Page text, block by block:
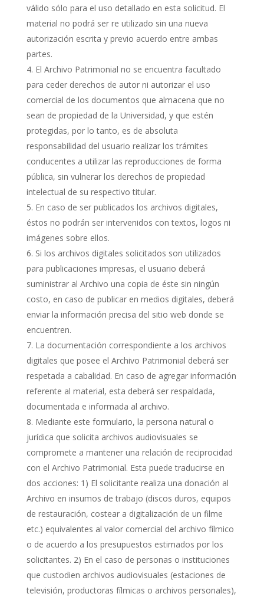
válido sólo para el uso detallado en esta solicitud. El
material no podrá ser re utilizado sin una nueva
autorización escrita y previo acuerdo entre ambas
partes.
El Archivo Patrimonial no se encuentra facultado
para ceder derechos de autor ni autorizar el uso
comercial de los documentos que almacena que no
sean de propiedad de la Universidad, y que estén
protegidas, por lo tanto, es de absoluta
responsabilidad del usuario realizar los trámites
conducentes a utilizar las reproducciones de forma
pública, sin vulnerar los derechos de propiedad
intelectual de su respectivo titular.
En caso de ser publicados los archivos digitales,
éstos no podrán ser intervenidos con textos, logos ni
imágenes sobre ellos.
Si los archivos digitales solicitados son utilizados
para publicaciones impresas, el usuario deberá
suministrar al Archivo una copia de éste sin ningún
costo, en caso de publicar en medios digitales, deberá
enviar la información precisa del sitio web donde se
encuentren.
La documentación correspondiente a los archivos
digitales que posee el Archivo Patrimonial deberá ser
respetada a cabalidad. En caso de agregar información
referente al material, esta deberá ser respaldada,
documentada e informada al archivo.
Mediante este formulario, la persona natural o
jurídica que solicita archivos audiovisuales se
compromete a mantener una relación de reciprocidad
con el Archivo Patrimonial. Esta puede traducirse en
dos acciones: 1) El solicitante realiza una donación al
Archivo en insumos de trabajo (discos duros, equipos
de restauración, costear a digitalización de un filme
etc.) equivalentes al valor comercial del archivo fílmico
o de acuerdo a los presupuestos estimados por los
solicitantes. 2) En el caso de personas o instituciones
que custodien archivos audiovisuales (estaciones de
televisión, productoras fílmicas o archivos personales),